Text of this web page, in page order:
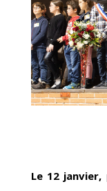
Le 12